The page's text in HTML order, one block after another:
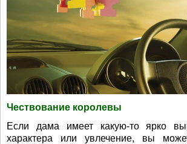
Чествование королевы
Если дама имеет какую-то ярко
характера или увлечение, вы